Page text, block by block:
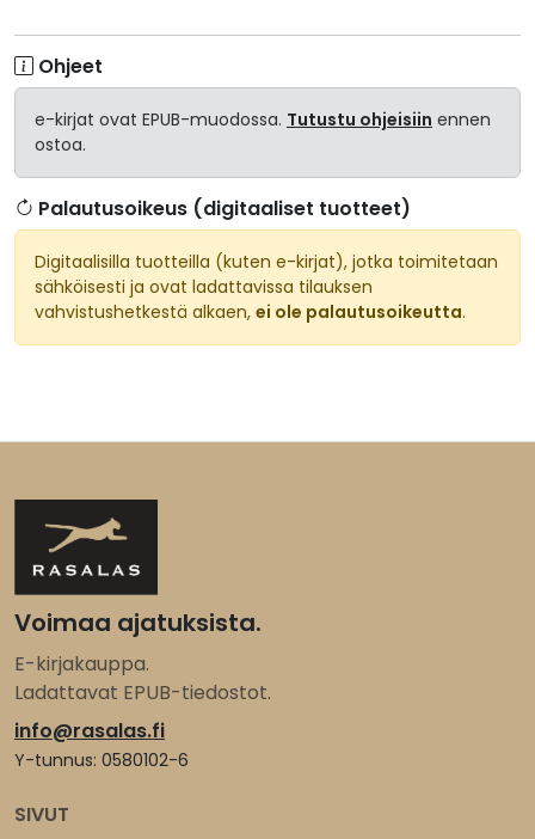
Ohjeet
e-kirjat ovat EPUB-muodossa. Tutustu ohjeisiin ennen
ostoa.
Palautusoikeus (digitaaliset tuotteet)
Digitaalisilla tuotteilla (kuten e-kirjat), jotka toimitetaan
sähköisesti ja ovat ladattavissa tilauksen
vahvistushetkestä alkaen, ei ole palautusoikeutta.
Voimaa ajatuksista.
E-kirjakauppa.
Ladattavat EPUB-tiedostot.
info@rasalas.fi
Y-tunnus: 0580102-6
SIVUT